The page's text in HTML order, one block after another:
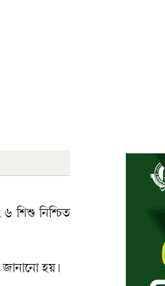
শিশু নিশ্চিত
জানানো হয়।